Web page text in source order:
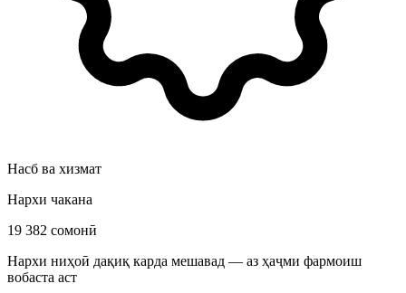
Насб ва хизмат
Нархи чакана
19 382 сомонӣ
Нархи ниҳоӣ дақиқ карда мешавад — аз ҳаҷми фармоиш
вобаста аст